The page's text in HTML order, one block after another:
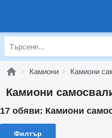
Камиони Камиони
Камиони
17 обяви: Камиони
Филтър